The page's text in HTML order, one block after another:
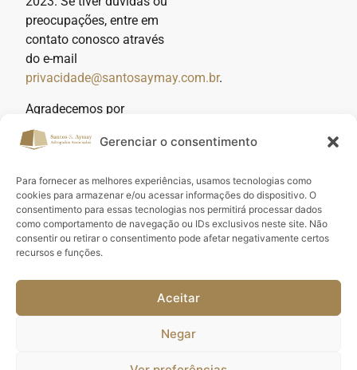
Gerenciar o consentimento
Para fornecer as melhores experiências, usamos tecnologias como
cookies para armazenar e/ou acessar informações do dispositivo. O
consentimento para essas tecnologias nos permitirá processar dados
como comportamento de navegação ou IDs exclusivos neste site. Não
consentir ou retirar o consentimento pode afetar negativamente certos
recursos e funções.
Aceitar
Negar
preocupações, entre em
contato conosco através
do e-mail
privacidade@santosaymay.com.br.
Agradecemos por
escolher o Escritório
Santos & Aymay
(51) 99260-5082
Av. João Wallig, nº 660,
1001.